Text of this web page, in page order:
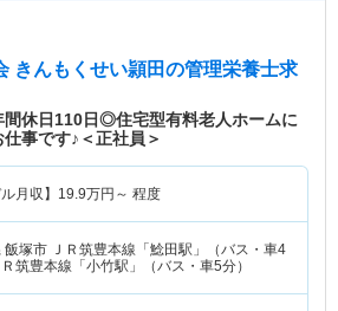
きんもくせい頴田の管理栄養士求
間休日110日◎住宅型有料老人ホームに
事です♪＜正社員＞
月収】 19.9万円～ 程度
飯塚市
ＪＲ筑豊本線「鯰田駅」（バス・車4
筑豊本線「小竹駅」（バス・車5分）